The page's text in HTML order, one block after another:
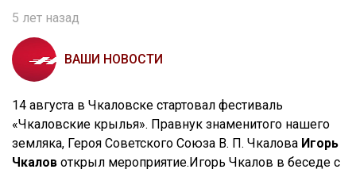
5 лет назад
ВАШИ НОВОСТИ
14 августа в Чкаловске стартовал фестиваль
«Чкаловские крылья». Правнук знаменитого нашего
земляка, Героя Советского Союза В. П. Чкалова Игорь
Чкалов открыл мероприятие.Игорь Чкалов в беседе с